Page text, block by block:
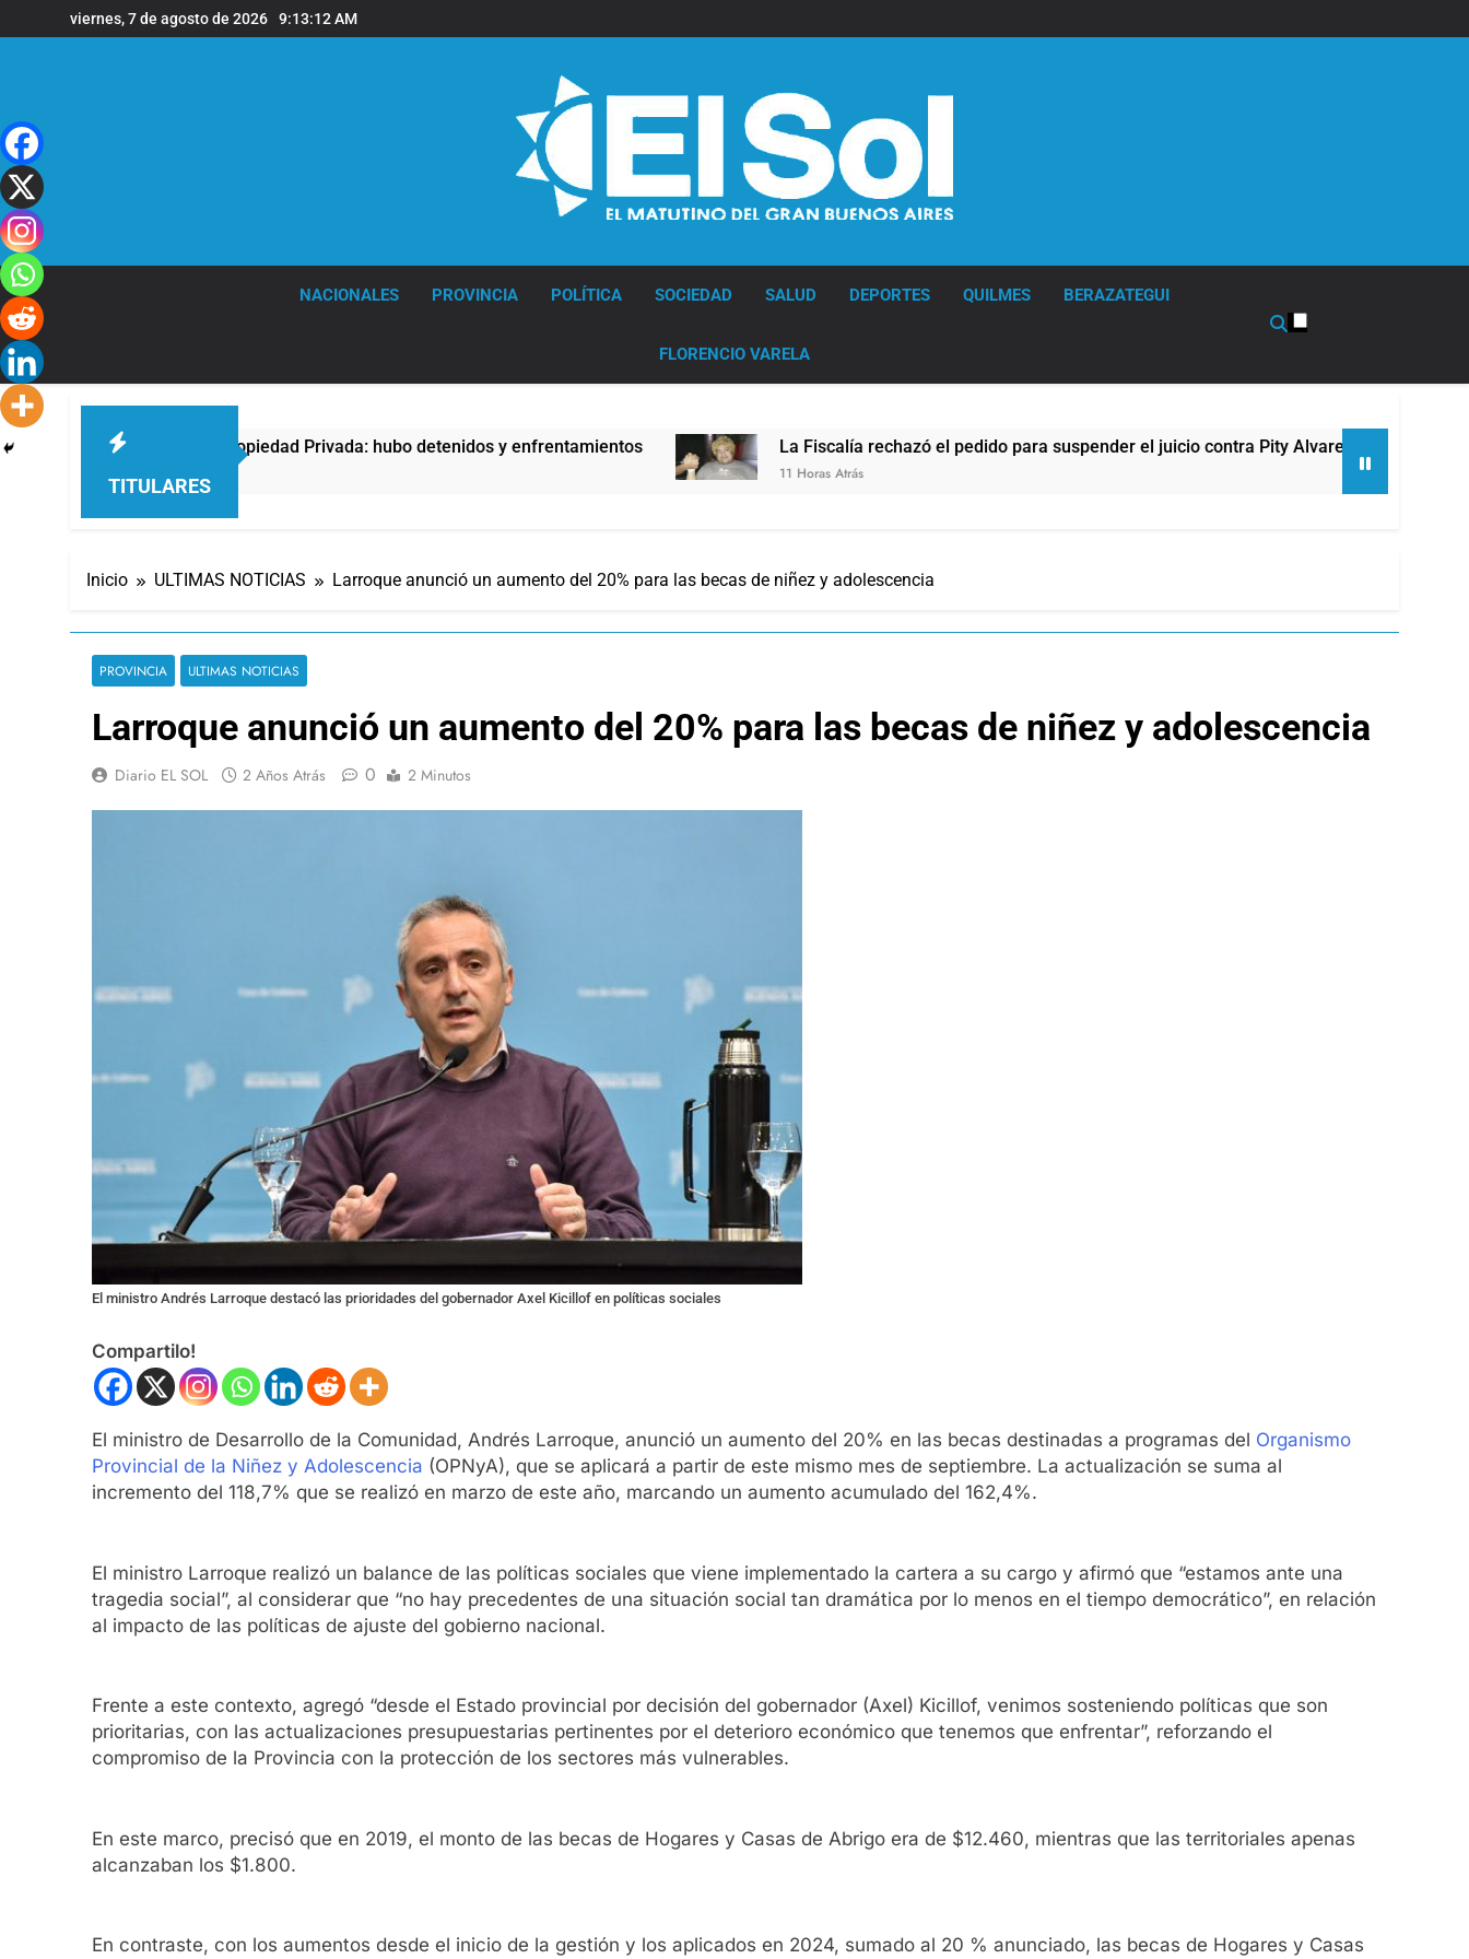
al
viernes, 7 de agosto de 2026 9:13:13 AM
NACIONALES PROVINCIA POLÍTICA SOCIEDAD SALUD DEPORTES QUILMES BERAZATEGUI
FLORENCIO VARELA
TITULARES
la Ley de Propiedad Privada: hubo detenidos y enfrentamientos La Fiscalía rechazó el pedido para suspender el juicio contra Pity Alvarez
11 Horas Atrás
Inicio ULTIMAS NOTICIAS Larroque anunció un aumento del 20% para las becas de niñez y adolescencia
PROVINCIA ULTIMAS NOTICIAS
Larroque anunció un aumento del 20% para las becas de niñez y adolescencia
Diario EL SOL 2 Años Atrás 0 2 Minutos
El ministro Andrés Larroque destacó las prioridades del gobernador Axel Kicillof en políticas sociales
Compartilo!
El ministro de Desarrollo de la Comunidad, Andrés Larroque, anunció un aumento del 20% en las becas destinadas a programas del Organismo
Provincial de la Niñez y Adolescencia (OPNyA), que se aplicará a partir de este mismo mes de septiembre. La actualización se suma al
incremento del 118,7% que se realizó en marzo de este año, marcando un aumento acumulado del 162,4%.
El ministro Larroque realizó un balance de las políticas sociales que viene implementado la cartera a su cargo y afirmó que “estamos ante una
tragedia social”, al considerar que “no hay precedentes de una situación social tan dramática por lo menos en el tiempo democrático”, en relación
al impacto de las políticas de ajuste del gobierno nacional.
Frente a este contexto, agregó “desde el Estado provincial por decisión del gobernador (Axel) Kicillof, venimos sosteniendo políticas que son
prioritarias, con las actualizaciones presupuestarias pertinentes por el deterioro económico que tenemos que enfrentar”, reforzando el
compromiso de la Provincia con la protección de los sectores más vulnerables.
En este marco, precisó que en 2019, el monto de las becas de Hogares y Casas de Abrigo era de $12.460, mientras que las territoriales apenas
alcanzaban los $1.800.
En contraste, con los aumentos desde el inicio de la gestión y los aplicados en 2024, sumado al 20 % anunciado, las becas de Hogares y Casas